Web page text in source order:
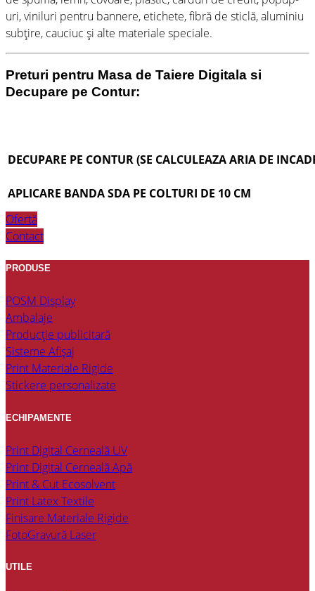
uri, viniluri pentru bannere, etichete, fibră de sticlă, aluminiu
subțire, cauciuc și alte materiale speciale.
Preturi pentru Masa de Taiere Digitala si
Decupare pe Contur:
DECUPARE PE CONTUR (SE CALCULEAZA ARIA DE
APLICARE BANDA SDA PE COLTURI DE 10 CM
Ofertă
Contact
PRODUSE
POSM Display
Ambalaje
Producție publicitară
Sisteme Afișaj
Print Materiale Rigide
Stickere personalizate
ECHIPAMENTE
Print Digital Cerneală UV
Print Digital Cerneală Apă
Print & Cut Ecosolvent
Print Latex Textile
Finisare Materiale Rigide
FotoGravură Laser
UTILE